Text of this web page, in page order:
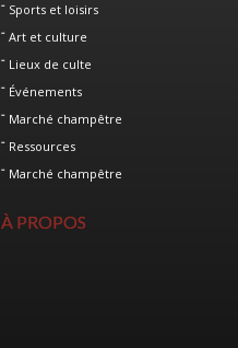
Sports et loisirs
Art et culture
Lieux de culte
Événements
Marché champêtre
Ressources
Marché champêtre
À PROPOS